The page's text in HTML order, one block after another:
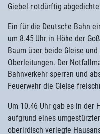
Giebel notdürftig
Ein für die Deutsche Bahn
um 8.45 Uhr in Höhe der
Baum über beide Gleise
Oberleitungen. Der
Bahnverkehr sperren und
Feuerwehr die Gleise
Um 10.46 Uhr gab es in der
aufgrund eines
oberirdisch verlegte